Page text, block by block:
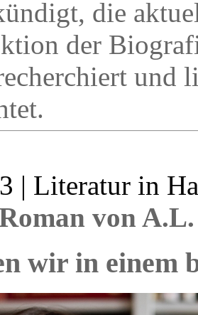
die
der
und
| Literatur in
von
wir in einem